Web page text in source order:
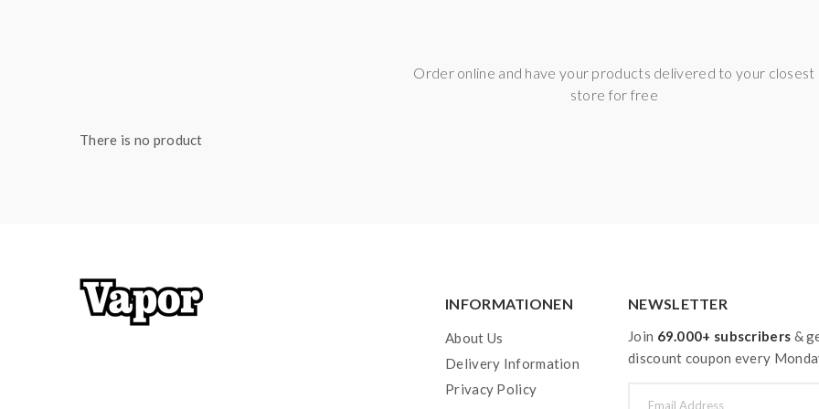
Order online and have your products delivered to your closest
store for free
There is no product
INFORMATIONEN
About Us
Delivery Information
Privacy Policy
NEWSLETTER
Join 69.000+ subscribers &
discount coupon every